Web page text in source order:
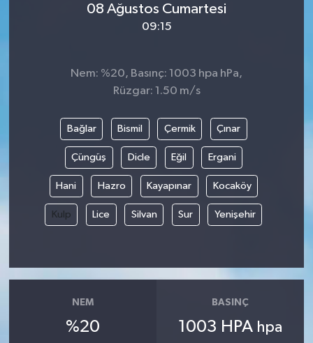
08 Ağustos Cumartesi
09:15
Nem: %20, Basınç: 1003 hpa hPa,
Rüzgar: 1.50 m/s
Bağlar Bismil Çermik Çınar
Çüngüş Dicle Eğil Ergani
Hani Hazro Kayapınar Kocaköy
Kulp Lice Silvan Sur Yenişehir
NEM
%20
BASINÇ
1003 HPA hpa
Osmancık
Uğurludağ
Sağlık